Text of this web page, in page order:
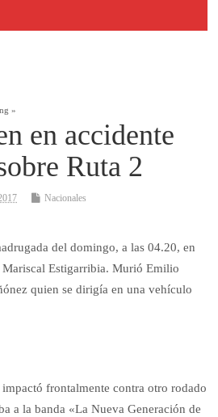
»
en accidente
Ruta 2
Nacionales
del domingo, a las 04.20, en
Estigarribia. Murió Emilio
quien se dirigía en una vehículo
frontalmente contra otro rodado
a la banda «La Nueva Generación de